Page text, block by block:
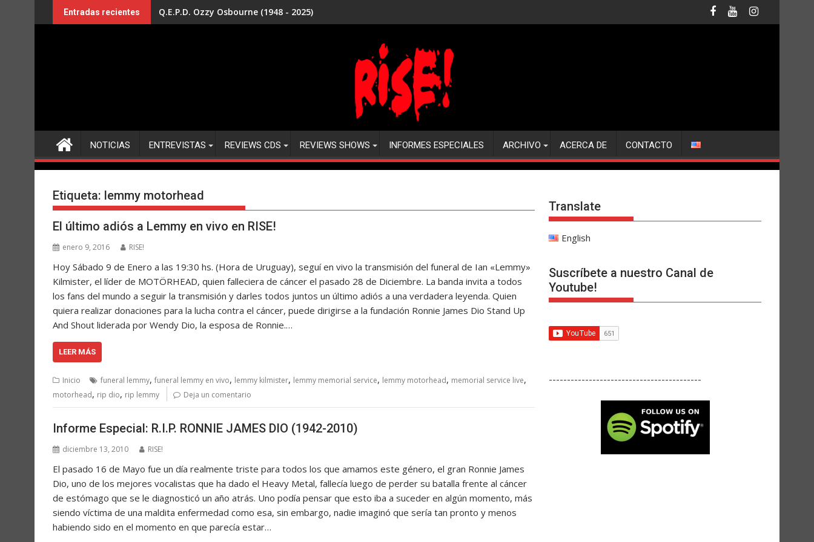
al
Entradas recientes Q.E.P.D. Ozzy Osbourne (1948 - 2025)
NOTICIAS ENTREVISTAS REVIEWS CDS REVIEWS SHOWS INFORMES ESPECIALES ARCHIVO ACERCA DE CONTACTO
Etiqueta: lemmy motorhead
El último adiós a Lemmy en vivo en RISE!
enero 9, 2016 RISE!
Hoy Sábado 9 de Enero a las 19:30 hs. (Hora de Uruguay), seguí en vivo la transmisión del funeral de Ian «Lemmy»
Kilmister, el líder de MOTÖRHEAD, quien falleciera de cáncer el pasado 28 de Diciembre. La banda invita a todos
los fans del mundo a seguir la transmisión y darles todos juntos un último adiós a una verdadera leyenda. Quien
quiera realizar donaciones para la lucha contra el cáncer, puede dirigirse a la fundación Ronnie James Dio Stand Up
And Shout liderada por Wendy Dio, la esposa de Ronnie.…
LEER MÁS
Inicio funeral lemmy, funeral lemmy en vivo, lemmy kilmister, lemmy memorial service, lemmy motorhead, memorial service live,
motorhead, rip dio, rip lemmy Deja un comentario
Informe Especial: R.I.P. RONNIE JAMES DIO (1942-2010)
diciembre 13, 2010 RISE!
El pasado 16 de Mayo fue un día realmente triste para todos los que amamos este género, el gran Ronnie James
Dio, uno de los mejores vocalistas que ha dado el Heavy Metal, fallecía luego de perder su batalla frente al cáncer
de estómago que se le diagnosticó un año atrás. Uno podía pensar que esto iba a suceder en algún momento, más
siendo víctima de una maldita enfermedad como esa, sin embargo, nadie imaginó que sería tan pronto y menos
habiendo sido en el momento en que parecía estar…
Translate
English
Suscríbete a nuestro Canal de
Youtube!
------------------------------------------